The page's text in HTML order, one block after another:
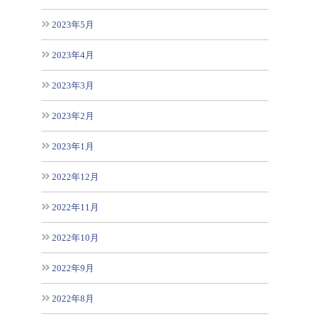
2023年5月
2023年4月
2023年3月
2023年2月
2023年1月
2022年12月
2022年11月
2022年10月
2022年9月
2022年8月